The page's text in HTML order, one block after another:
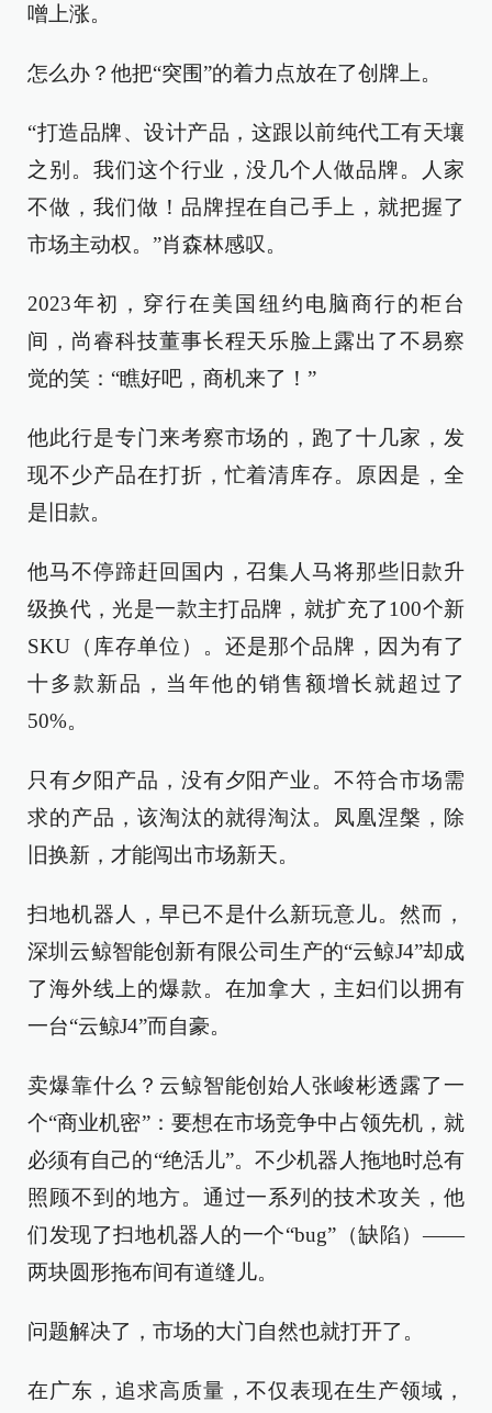
噌上涨。
怎么办？他把“突围”的着力点放在了创牌上。
“打造品牌、设计产品，这跟以前纯代工有天壤
之别。我们这个行业，没几个人做品牌。人家
不做，我们做！品牌捏在自己手上，就把握了
市场主动权。”肖森林感叹。
2023年初，穿行在美国纽约电脑商行的柜台
间，尚睿科技董事长程天乐脸上露出了不易察
觉的笑：“瞧好吧，商机来了！”
他此行是专门来考察市场的，跑了十几家，发
现不少产品在打折，忙着清库存。原因是，全
是旧款。
他马不停蹄赶回国内，召集人马将那些旧款升
级换代，光是一款主打品牌，就扩充了100个新
SKU（库存单位）。还是那个品牌，因为有了
十多款新品，当年他的销售额增长就超过了
50%。
只有夕阳产品，没有夕阳产业。不符合市场需
求的产品，该淘汰的就得淘汰。凤凰涅槃，除
旧换新，才能闯出市场新天。
扫地机器人，早已不是什么新玩意儿。然而，
深圳云鲸智能创新有限公司生产的“云鲸J4”却成
了海外线上的爆款。在加拿大，主妇们以拥有
一台“云鲸J4”而自豪。
卖爆靠什么？云鲸智能创始人张峻彬透露了一
个“商业机密”：要想在市场竞争中占领先机，就
必须有自己的“绝活儿”。不少机器人拖地时总有
照顾不到的地方。通过一系列的技术攻关，他
们发现了扫地机器人的一个“bug”（缺陷）——
两块圆形拖布间有道缝儿。
问题解决了，市场的大门自然也就打开了。
在广东，追求高质量，不仅表现在生产领域，